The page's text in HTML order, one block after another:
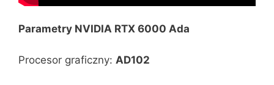
Parametry NVIDIA RTX 6000 Ada
Procesor graficzny: AD102